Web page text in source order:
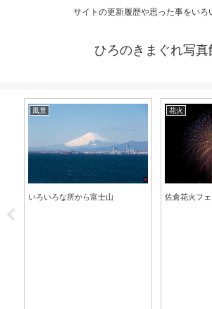
サイトの更新履歴や思った事をいろ
ひろのきまぐれ写真
風景
いろいろな所から富士山
花火
佐倉花火フ